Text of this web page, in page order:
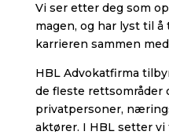
Vi ser etter deg som
magen, og har lyst til
karrieren sammen
HBL Advokatfirma
de fleste rettsområder
privatpersoner,
aktører. I HBL setter